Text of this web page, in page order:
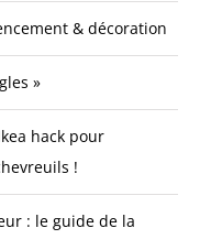
& décoration
»
hack pour
!
: le guide de la